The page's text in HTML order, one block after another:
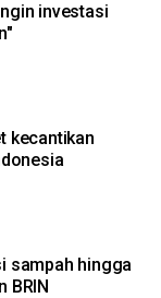
investasi
kecantikan
sampah hingga
BRIN